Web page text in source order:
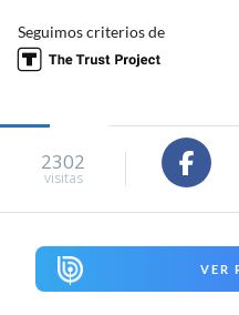
Seguimos criterios de
2302
visitas
VER